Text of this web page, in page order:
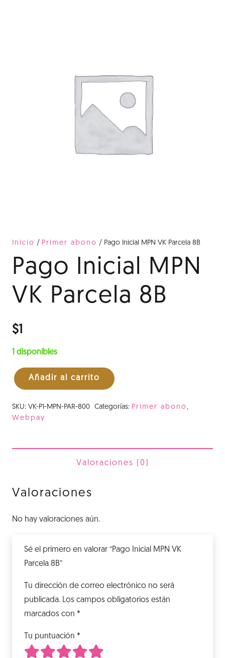
Inicio / Primer abono / Pago Inicial MPN VK Parcela 8B
Pago Inicial MPN
VK Parcela 8B
$1
1 disponibles
Pago
MPN
Añadir al carrito
SKU: VK-P1-MPN-PAR-800 Categorías: Primer abono,
Webpay
Valoraciones (0)
Valoraciones
No hay valoraciones aún.
Sé el primero en valorar “Pago Inicial MPN VK
Parcela 8B”
Tu dirección de correo electrónico no será
publicada. Los campos obligatorios están
marcados con *
Tu puntuación *